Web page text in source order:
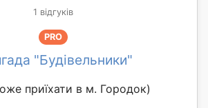
1 відгуків
PRO
"Будівельники"
приїхати в м. Городок)